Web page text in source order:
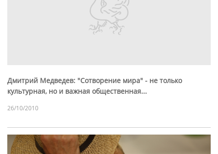
Дмитрий Медведев: "Сотворение мира" - не только
культурная, но и важная общественная...
26/10/2010